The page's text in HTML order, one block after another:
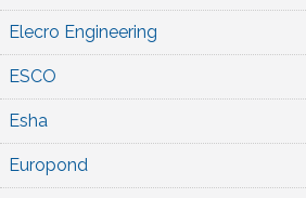
Elecro Engineering
ESCO
Esha
Europond